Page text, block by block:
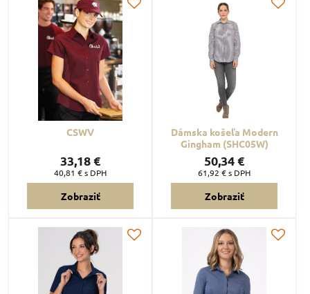
CSWV
33,18 €
40,81 €s DPH
Zobraziť
Dámska košeľa Modern
Gingham (SHC05W)
50,34 €
61,92 €s DPH
Zobraziť